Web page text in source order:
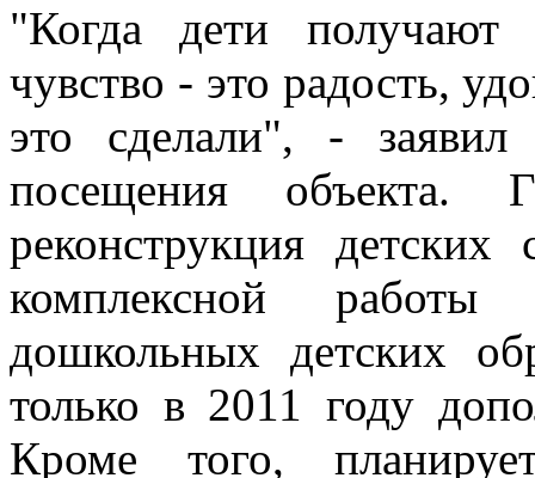
"Когда дети получают
чувство - это радость,
это сделали", -
посещения объекта.
реконструкция
комплексной
дошкольных детских
только в 2011 году
Кроме того,